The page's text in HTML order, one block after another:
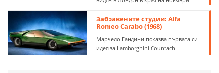
Забравените студии: Alfa
Romeo Carabo (1968)
Марчело Гандини показва първата си
идея за Lamborghini Countach